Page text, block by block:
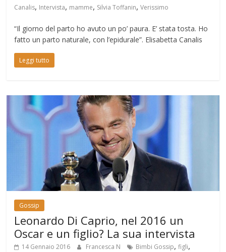
Canalis, Intervista, mamme, Silvia Toffanin,Verissimo
“Il giorno del parto ho avuto un po’ paura. E’ stata tosta. Ho
fatto un parto naturale, con l’epidurale”. Elisabetta Canalis
Leggi tutto
Gossip
Leonardo Di Caprio, nel 2016 un
Oscar e un figlio? La sua intervista
14 Gennaio 2016 Francesca N Bimbi Gossip,figli,